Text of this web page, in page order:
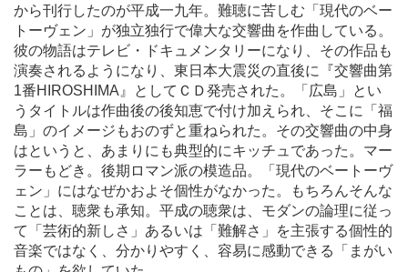
から刊行したのが平成一九年。難聴に苦しむ「現代のベー
トーヴェン」が独立独行で偉大な交響曲を作曲している。
彼の物語はテレビ・ドキュメンタリーになり、その作品も
演奏されるようになり、東日本大震災の直後に『交響曲第
1番HIROSHIMA』としてＣＤ発売された。「広島」とい
うタイトルは作曲後の後知恵で付け加えられ、そこに「福
島」のイメージもおのずと重ねられた。その交響曲の中身
はというと、あまりにも典型的にキッチュであった。マー
ラーもどき。後期ロマン派の模造品。「現代のベートーヴ
ェン」にはなぜかおよそ個性がなかった。もちろんそんな
ことは、聴衆も承知。平成の聴衆は、モダンの論理に従っ
て「芸術的新しさ」あるいは「難解さ」を主張する個性的
音楽ではなく、分かりやすく、容易に感動できる「まがい